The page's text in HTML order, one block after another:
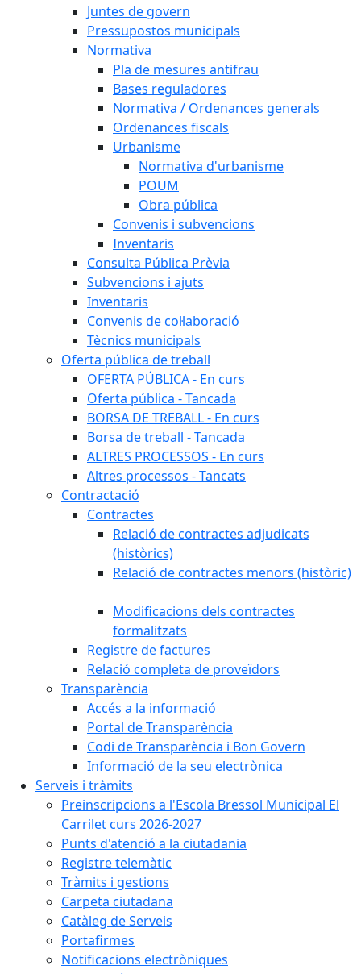
Juntes de govern
Pressupostos municipals
Normativa
Pla de mesures antifrau
Bases reguladores
Normativa / Ordenances generals
Ordenances fiscals
Urbanisme
Normativa d'urbanisme
POUM
Obra pública
Convenis i subvencions
Inventaris
Consulta Pública Prèvia
Subvencions i ajuts
Inventaris
Convenis de col·laboració
Tècnics municipals
Oferta pública de treball
OFERTA PÚBLICA - En curs
Oferta pública - Tancada
BORSA DE TREBALL - En curs
Borsa de treball - Tancada
ALTRES PROCESSOS - En curs
Altres processos - Tancats
Contractació
Contractes
Relació de contractes adjudicats
(històrics)
Relació de contractes menors (històric)
Modificacions dels contractes
formalitzats
Registre de factures
Relació completa de proveïdors
Transparència
Accés a la informació
Portal de Transparència
Codi de Transparència i Bon Govern
Informació de la seu electrònica
Serveis i tràmits
Preinscripcions a l'Escola Bressol Municipal El
Carrilet curs 2026-2027
Punts d'atenció a la ciutadania
Registre telemàtic
Tràmits i gestions
Carpeta ciutadana
Catàleg de Serveis
Portafirmes
Notificacions electròniques